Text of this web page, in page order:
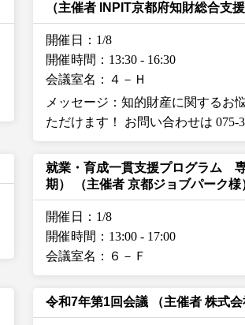
（主催者 INPIT京都府知財総合支援
開催日：1/8
開催時間：13:30 - 16:30
会議室名：４－Ｈ
メッセージ：知的財産に関するお
ただけます！ お問い合わせは 075-
就業・育成一貫支援プログラム
期）
（主催者 京都ジョブパーク様
開催日：1/8
開催時間：13:00 - 17:00
会議室名：６－Ｆ
令和7年第1回会議 （主催者 株式